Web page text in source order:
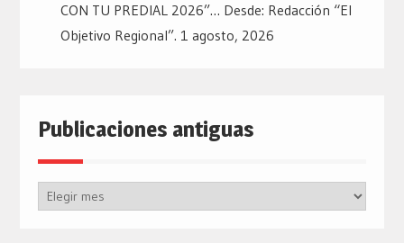
CON TU PREDIAL 2026”… Desde: Redacción “El
Objetivo Regional”. 1 agosto, 2026
Publicaciones antiguas
Publicaciones